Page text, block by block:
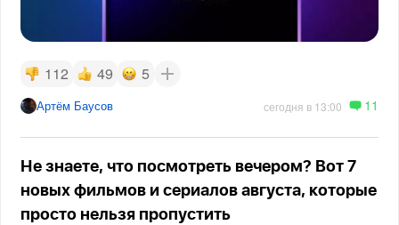
112 49 5
Артём Баусов сегодня в 13:00 11
Не знаете, что посмотреть вечером? Вот 7
новых фильмов и сериалов августа, которые
просто нельзя пропустить